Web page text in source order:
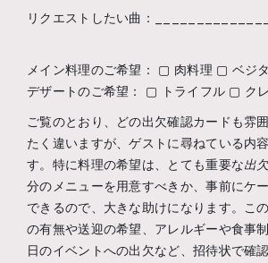
リクエストしたい曲：
メイン料理のご希望： ▢ 肉料理 ▢ ベジ
デザートのご希望： ▢ トライフル ▢ ク
ご覧のとおり、どの出欠確認カードも雰
たく違いますが、ゲストに尋ねている内
す。特に料理の希望は、とても重要な出
分のメニューを用意すべきか、事前にケ
できるので、大きな助けになります。こ
の有無や送迎の希望、アレルギーや食事
日のイベントへの出欠など、招待状で確